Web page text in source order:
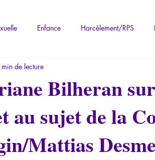
Enfance Harcèlement/RPS
les mythes grecs
Retrouver son pouvoir
de l'Autorité Recensions
Bilheran
au sujet de la
Mattias
de lecture